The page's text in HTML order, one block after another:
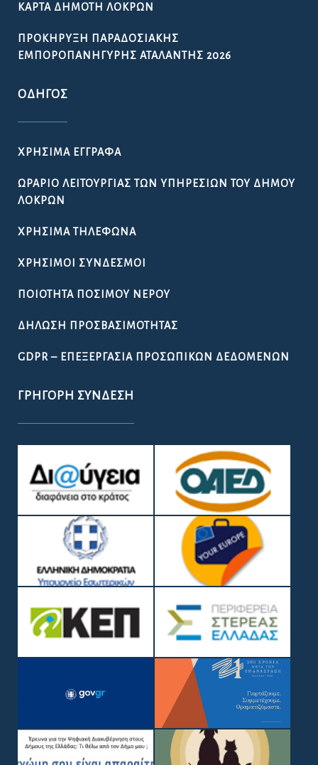
ΚΆΡΤΑ ΔΗΜΌΤΗ ΛΟΚΡΏΝ
ΠΡΟΚΉΡΥΞΗ ΠΑΡΑΔΟΣΙΑΚΉΣ
ΕΜΠΟΡΟΠΑΝΉΓΥΡΗΣ ΑΤΑΛΆΝΤΗΣ 2026
ΟΔΗΓΌΣ
ΧΡΉΣΙΜΑ ΈΓΓΡΑΦΑ
ΩΡΆΡΙΟ ΛΕΙΤΟΥΡΓΊΑΣ ΤΩΝ ΥΠΗΡΕΣΙΏΝ ΤΟΥ ΔΉΜΟΥ
ΛΟΚΡΏΝ
ΧΡΉΣΙΜΑ ΤΗΛΈΦΩΝΑ
ΧΡΉΣΙΜΟΙ ΣΎΝΔΕΣΜΟΙ
ΠΟΙΌΤΗΤΑ ΠΌΣΙΜΟΥ ΝΕΡΟΎ
ΔΉΛΩΣΗ ΠΡΟΣΒΑΣΙΜΌΤΗΤΑΣ
GDPR – ΕΠΕΞΕΡΓΑΣΙΑ ΠΡΟΣΩΠΙΚΩΝ ΔΕΔΟΜΕΝΩΝ
ΓΡΉΓΟΡΗ ΣΎΝΔΕΣΗ